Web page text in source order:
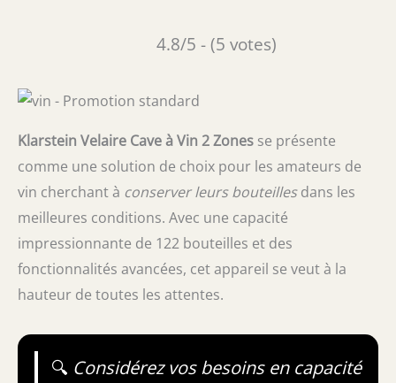
4.8/5 - (5 votes)
Klarstein Velaire Cave à Vin 2 Zones se présente
comme une solution de choix pour les amateurs de
vin cherchant à conserver leurs bouteillesdans les
meilleures conditions. Avec une capacité
impressionnante de 122 bouteilles et des
fonctionnalités avancées, cet appareil se veut à la
hauteur de toutes les attentes.
🔍 Considérez vos besoins en capacité